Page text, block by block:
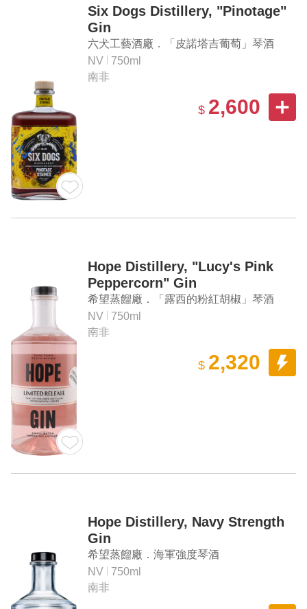
Six Dogs Distillery, "Pinotage"
Gin
六犬工藝酒廠．「皮諾塔吉葡萄」琴酒
NV
750ml
南非
$ 2,600
Hope Distillery, "Lucy's Pink
Peppercorn" Gin
希望蒸餾廠．「露西的粉紅胡椒」琴酒
NV
750ml
南非
$ 2,320
Hope Distillery, Navy Strength
Gin
希望蒸餾廠．海軍強度琴酒
NV
750ml
南非